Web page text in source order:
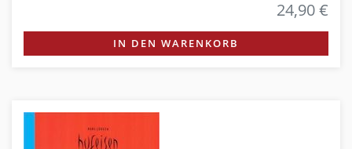
24,90 €
IN DEN WARENKORB